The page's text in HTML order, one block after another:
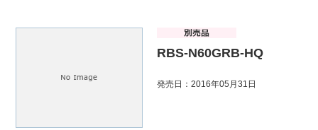
RBS-N60GRB-HQ
発売日：2016年05月31日